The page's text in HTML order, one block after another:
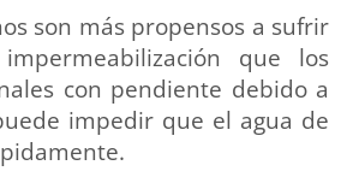
son más propensos a sufrir
que los
con pendiente debido a
impedir que el agua de